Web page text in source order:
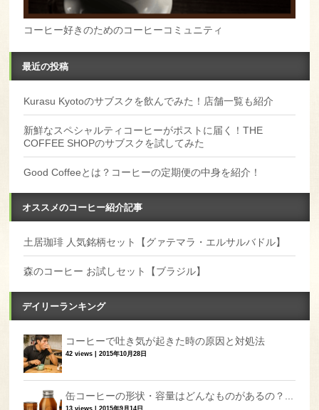
コーヒー好きのためのコーヒーコミュニティ
最近の投稿
Kurasu Kyotoのサブスクを飲んでみた！店舗一覧も紹介
新鮮なスペシャルティコーヒーがポストに届く！THE
COFFEE SHOPのサブスクを試してみた
Good Coffeeとは？コーヒーの定期便の中身を紹介！
オススメのコーヒー紹介記事
土居珈琲 人気銘柄セット【グァテマラ・エルサルバドル】
森のコーヒー お試しセット【ブラジル】
デイリーランキング
コーヒーで吐き気が起きた時の原因と対処法
42 views |2015年10月28日
缶コーヒーの形状・容量はどんなものがあるの？...
13 views |2015年9月14日